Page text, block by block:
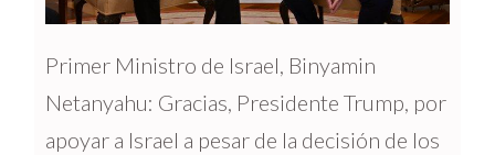
Primer Ministro de Israel, Binyamin
Netanyahu: Gracias, Presidente Trump, por
apoyar a Israel a pesar de la decisión de los